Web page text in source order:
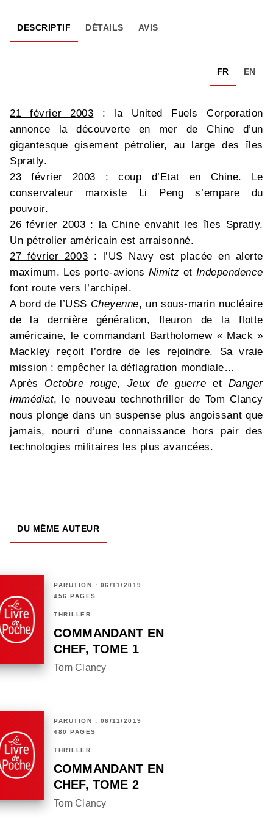
DESCRIPTIF DÉTAILS AVIS
FR EN
21 février 2003 : la United Fuels Corporation
annonce la découverte en mer de Chine d’un
gigantesque gisement pétrolier, au large des îles
Spratly.
23 février 2003 : coup d’Etat en Chine. Le
conservateur marxiste Li Peng s’empare du
pouvoir.
26 février 2003 : la Chine envahit les îles Spratly.
Un pétrolier américain est arraisonné.
27 février 2003 : l’US Navy est placée en alerte
maximum. Les porte-avions Nimitz et Independence
font route vers l’archipel.
A bord de l’USS Cheyenne, un sous-marin nucléaire
de la dernière génération, fleuron de la flotte
américaine, le commandant Bartholomew « Mack »
Mackley reçoit l’ordre de les rejoindre. Sa vraie
mission : empêcher la déflagration mondiale…
Après Octobre rouge, Jeux de guerre et Danger
immédiat, le nouveau technothriller de Tom Clancy
nous plonge dans un suspense plus angoissant que
jamais, nourri d’une connaissance hors pair des
technologies militaires les plus avancées.
DU MÊME AUTEUR
PARUTION : 06/11/2019
456 PAGES
THRILLER
COMMANDANT EN
CHEF, TOME 1
Tom Clancy
PARUTION : 06/11/2019
480 PAGES
THRILLER
COMMANDANT EN
CHEF, TOME 2
Tom Clancy